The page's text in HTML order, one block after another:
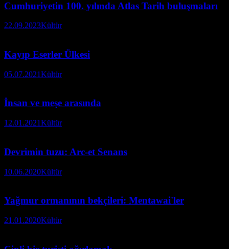
Cumhuriyetin 100. yılında Atlas Tarih buluşmaları
22.09.2023Kültür
Kayıp Eserler Ülkesi
05.07.2021Kültür
İnsan ve meşe arasında
12.01.2021Kültür
Devrimin tuzu: Arc-et Senans
10.06.2020Kültür
Yağmur ormanının bekçileri: Mentawai'ler
21.01.2020Kültür